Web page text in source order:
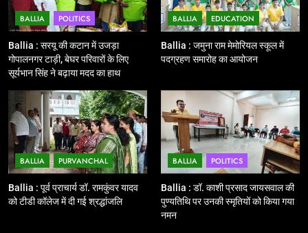
12
Ballia : बलिया रेलवे स्टेशन का अपर
महाप्रबंधक ने किया निरीक्षण
BALLIA
13
Ballia : त्यौहारों पर शांति व्यवस्था को
लेकर पुलिस ने किया रूट मार्च
BALLIA NATIONAL
14
BALLIA POLITICS
Ballia : सरयू की कटान में उजड़ा
गोपालनगर टाड़ी, बेघर परिवारों के लिए
सूर्यभान सिंह ने बढ़ाया मदद का हाथ
BALLIA EDUCATION
Ballia : जमुना राम मेमोरियल स्कूल में
पदग्रहण समारोह का आयोजन
BALLIA PURVANCHAL
Ballia : पूर्व प्राचार्य डॉ. रामकुंवर यादव
को टीडी कॉलेज में दी गई श्रद्धांजलि
BALLIA POLITICS
Ballia : डॉ. काशी प्रसाद जायसवाल की
पुण्यतिथि पर उनकी स्मृतियों को किया गया
नमन